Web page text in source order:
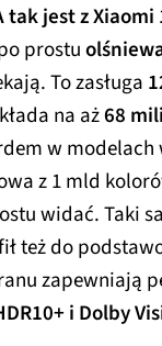
tak jest z Xiaomi
prostu
To zasługa
na aż68
w modelach
z 1 mld
widać. Taki
też do
zapewniają
i Dolby